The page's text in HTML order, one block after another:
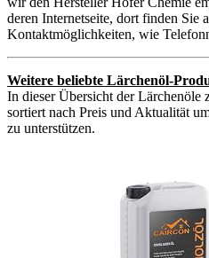
deren Internetseite, dort finden Sie
Kontaktmöglichkeiten, wie
Weitere beliebte Lärchenöl-
In dieser Übersicht der
sortiert nach Preis und Aktualität
zu unterstützen.